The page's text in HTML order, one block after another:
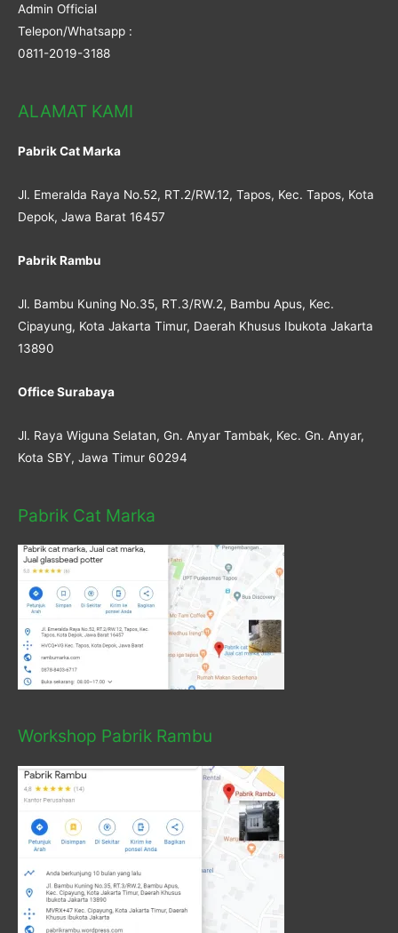
Admin Official
Telepon/Whatsapp :
0811-2019-3188
ALAMAT KAMI
Pabrik Cat Marka
Jl. Emeralda Raya No.52, RT.2/RW.12, Tapos, Kec. Tapos, Kota
Depok, Jawa Barat 16457
Pabrik Rambu
Jl. Bambu Kuning No.35, RT.3/RW.2, Bambu Apus, Kec.
Cipayung, Kota Jakarta Timur, Daerah Khusus Ibukota Jakarta
13890
Office Surabaya
Jl. Raya Wiguna Selatan, Gn. Anyar Tambak, Kec. Gn. Anyar,
Kota SBY, Jawa Timur 60294
Pabrik Cat Marka
Workshop Pabrik Rambu